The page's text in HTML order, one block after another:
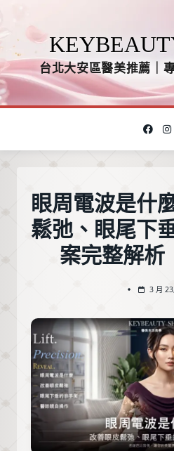
content
台北大安區醫美推薦｜
眼周電波是什
鬆弛、眼尾下
案完整解析
3 月